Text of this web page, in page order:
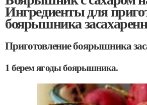
Ингредиенты для
боярышника
Приготовление боярышника
1 берем ягоды боярышника.